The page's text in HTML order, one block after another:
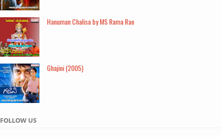
Hanuman Chalisa by MS Rama Rao
Ghajini (2005)
FOLLOW US